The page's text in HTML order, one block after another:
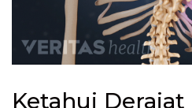
Ketahui Derajat